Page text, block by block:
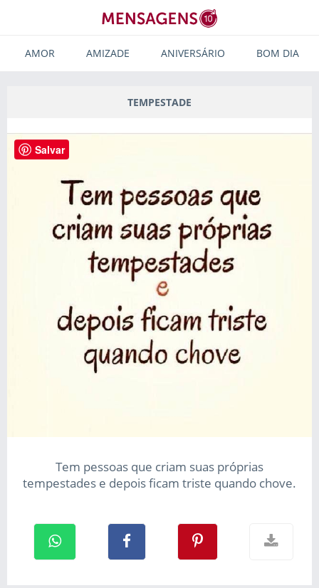
AMOR AMIZADE ANIVERSÁRIO BOM DIA
TEMPESTADE
Tem pessoas que criam suas próprias
tempestades e depois ficam triste quando chove.
Salvar